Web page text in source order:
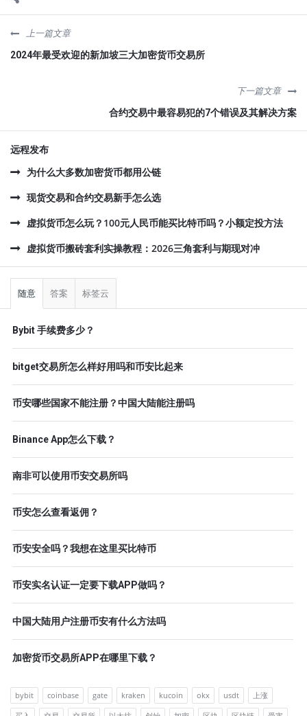
上一篇文章
2024年最受欢迎的新加坡三大加密货币交易所
下一篇文章
合约交易中最容易犯的7个错误及其解决方案
远程发布
为什么大多数加密货币都用公链
现货交易和合约交易新手怎么选
虚拟货币怎么玩？100元人民币能买比特币吗？小额定投方法
虚拟货币搬砖套利实操教程：2026三角套利与期现对冲
侧
随意 答案 标签云
Bybit 手续费多少？
bitget交易所怎么样好用吗和币安比起来
币安哪些国家不能注册？中国大陆能注册吗
Binance App怎么下载？
南非可以使用币安交易所吗
币安怎么查看返佣？
币安安全吗？我想在这里买比特币
币安实名认证一定要下载APP做吗？
中国大陆用户注册币安有什么方法吗
加密货币交易所APP在哪里下载？
bybit coinbase gate kraken kucoin okx usdt
上涨